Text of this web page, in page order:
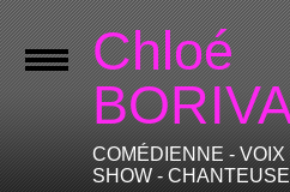
Chloé
COMÉDIENNE - VOIX
SHOW - CHANTEUSE